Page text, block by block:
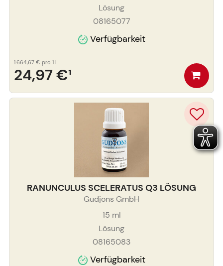
Lösung
08165077
Verfügbarkeit
24,97 €¹
1.664,67 € pro 1 l
RANUNCULUS SCELERATUS Q3 LÖSUNG
Gudjons GmbH
15 ml
Lösung
08165083
Verfügbarkeit